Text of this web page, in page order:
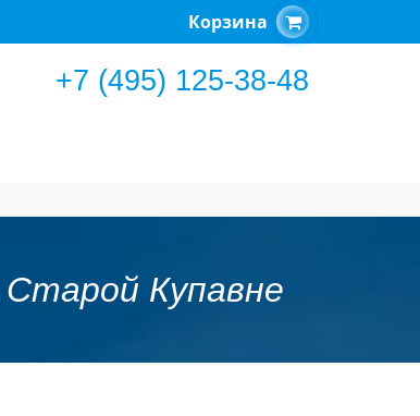
Корзина
+7 (495) 125-38-48
Старой Купавне